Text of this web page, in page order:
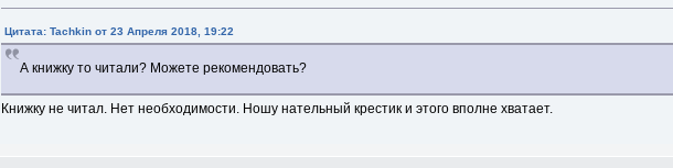
Цитата: Tachkin от 23 Апреля 2018, 19:22
А книжку то читали? Можете рекомендовать?
Книжку не читал. Нет необходимости. Ношу нательный крестик и этого вполне хватает.